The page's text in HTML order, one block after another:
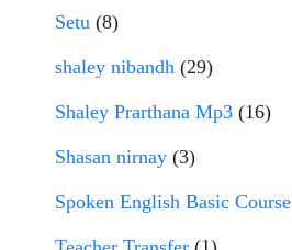
Setu (8)
shaley nibandh (29)
Shaley Prarthana Mp3 (16)
Shasan nirnay (3)
Spoken English Basic Course